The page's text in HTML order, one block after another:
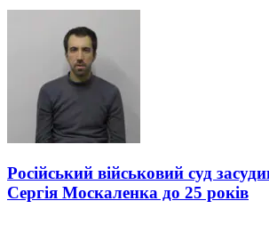
Російський військовий суд
Сергія Москаленка до 25 років